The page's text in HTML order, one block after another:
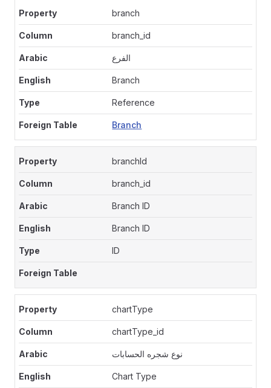
branch
branch_id
الفرع
Branch
Reference
Branch
branchId
branch_id
Branch ID
Branch ID
ID
chartType
chartType_id
نوع شجره الحسابات
Chart Type